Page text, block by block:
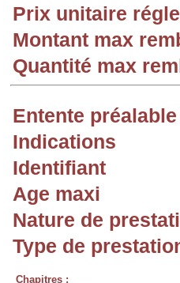
Prix unitaire
Montant max
Quantité max
Entente préalable
Indications
Identifiant
Age maxi
Nature de
Type de
Chapitres :